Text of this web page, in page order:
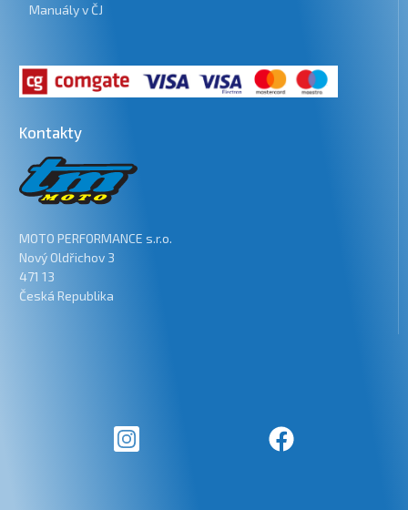
Manuály v ČJ
Kontakty
MOTO PERFORMANCE s.r.o.
Nový Oldřichov 3
471 13
Česká Republika